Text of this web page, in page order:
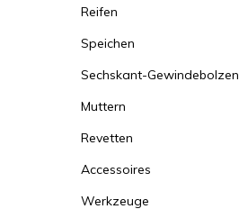
Reifen
Speichen
Sechskant-Gewindebolzen
Muttern
Revetten
Accessoires
Werkzeuge